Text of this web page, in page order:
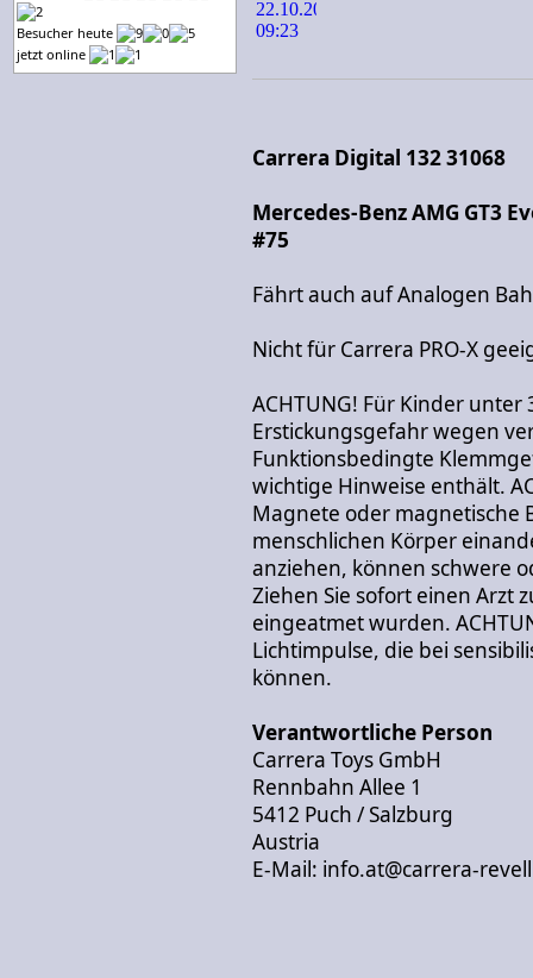
Besucher heute
jetzt online
Carrera Digital 132 31068
Mercedes-Benz AMG GT3
#75
Fährt auch auf Analogen
Nicht für Carrera PRO-X
ACHTUNG! Für Kinder
Erstickungsgefahr wegen
Funktionsbedingte
wichtige Hinweise enthält.
Magnete oder magnetische
menschlichen Körper
anziehen, können schwere
Ziehen Sie sofort einen Arzt
eingeatmet wurden.
Lichtimpulse, die bei
können.
Verantwortliche Person
Carrera Toys GmbH
Rennbahn Allee 1
5412 Puch / Salzburg
Austria
E-Mail: info.at@carrera-